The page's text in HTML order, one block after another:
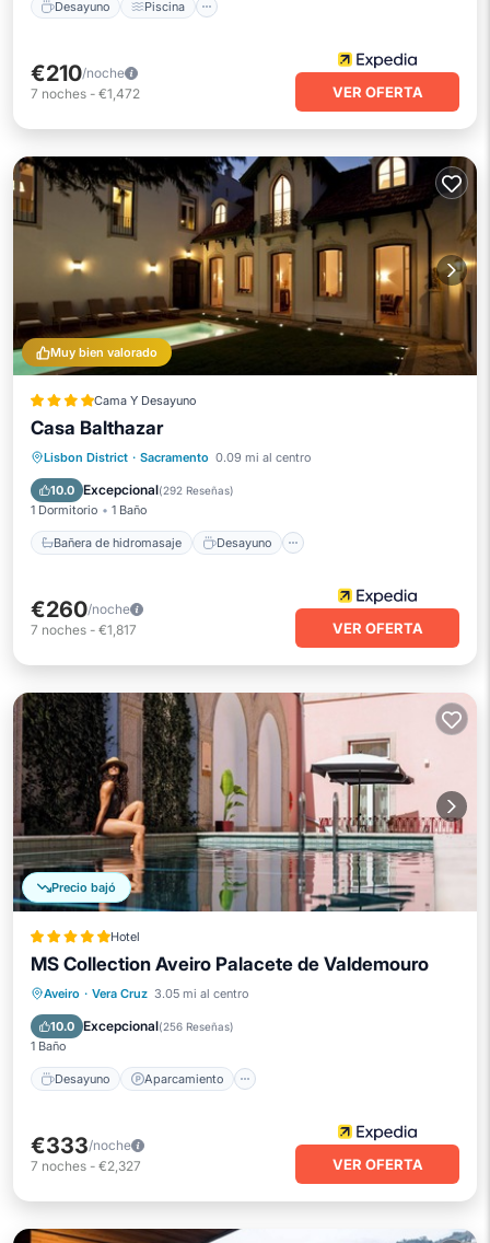
Desayuno Piscina
€210/noche
7 noches - €1,472 VER OFERTA
Muy bien valorado
Cama Y Desayuno
Casa Balthazar
Lisbon District · Sacramento 0.09 mi al centro
10.0 Excepcional(292 Reseñas)
1 Dormitorio 1 Baño
Bañera de hidromasaje Desayuno
Bañera de hidromasaje
Desayuno
Aparcamiento
€260/noche
7 noches - €1,817 VER OFERTA
Precio bajó
Hotel
MS Collection Aveiro Palacete de Valdemouro
Aveiro · Vera Cruz 3.05 mi al centro
10.0 Excepcional(256 Reseñas)
1 Baño
Desayuno Aparcamiento
Desayuno Aparcamiento
Spa
€333/noche
7 noches - €2,327 VER OFERTA